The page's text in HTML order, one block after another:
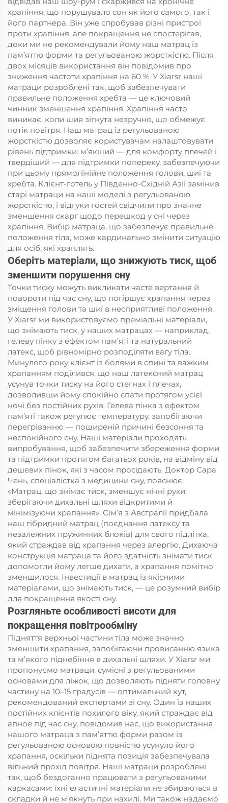
храпіння, що порушувало сон як його самого, так і
його партнера. Він уже спробував різні пристрої
проти храпіння, але покращення не спостерігав,
доки ми не рекомендували йому наш матрац із
пам’яттю форми та регульованою жорсткістю. Після
двох місяців використання він повідомив про
зниження частоти храпіння на 60 %. У Xiarsr наші
матраци розроблені так, щоб забезпечувати
правильне положення хребта — це ключовий
чинник зменшення храпіння. Храпіння часто
виникає, коли шия зігнута незручно, що обмежує
потік повітря. Наш матрац із регульованою
жорсткістю дозволяє користувачам налаштовувати
рівень підтримки: м’якший — для комфорту плечей і
твердіший — для підтримки попереку, забезпечуючи
при цьому прямолінійне положення голови, шиї та
хребта. Клієнт-готель у Південно-Східній Азії замінив
старі матраци на наші моделі з регульованою
жорсткістю, і відгуки гостей свідчили про значне
зменшення скарг щодо перешкод у сні через
храпіння. Вибір матраца, що забезпечує правильне
положення тіла, може кардинально змінити ситуацію
для осіб, які храплять.
Оберіть матеріали, що знижують тиск, щоб
зменшити порушення сну
Точки тиску можуть викликати часте вертання й
повороти під час сну, що погіршує храпання через
зміщення голови та шиї в несприятливі положення.
У Xiarsr ми використовуємо преміальні матеріали,
що знімають тиск, у наших матрацах — наприклад,
гелеву пінку з ефектом пам’яті та натуральний
латекс, щоб рівномірно розподіляти вагу тіла.
Минулого року клієнт із болями в спині та важким
храпанням поділився, що наш латексний матрац
усунув точки тиску на його стегнах і плечах,
дозволивши йому спокійно спати протягом усієї
ночі без постійних рухів. Гелева пінка з ефектом
пам’яті також регулює температуру, запобігаючи
перегріванню — поширеній причині безсоння та
неспокійного сну. Наші матеріали проходять
випробування, щоб забезпечити збереження форми
та підтримки протягом багатьох років, на відміну від
дешевих пінок, які з часом просідають. Доктор Сара
Чень, спеціалістка з медицини сну, пояснює:
«Матрац, що знімає тиск, зменшує нічні рухи,
зберігаючи дихальні шляхи відкритими й
мінімізуючи храпання». Сім’я з Австралії придбала
наш гібридний матрац (поєднання латексу та
незалежних пружинних блоків) для свого підлітка,
який страждав від храпання через алергію. Дихаюча
конструкція матраца та його здатність знімати тиск
допомогли йому легше дихати, а храпання помітно
зменшилося. Інвестиції в матрац із якісними
матеріалами, що знімають тиск, — це розумний вибір
для покращення якості сну.
Розгляньте особливості висоти для
покращення повітрообміну
Підняття верхньої частини тіла може значно
зменшити храпання, запобігаючи провисанню язика
та м’якого піднебіння в дихальні шляхи. У Xiarsr ми
пропонуємо матраци, сумісні з регульованими
основами для ліжок, що дозволяють підняти головну
частину на 10–15 градусів — оптимальний кут,
рекомендований експертами зі сну. Один із наших
постійних клієнтів похилого віку, який страждає від
апное під час сну, повідомив нас, що використання
нашого матраца з пам’яттю форми разом із
регульованою основою повністю усунуло його
храпання, оскільки піднята позиція забезпечувала
вільний прохід повітря. Наші матраци розроблені
так, щоб бездоганно працювати з регульованими
каркасами: їхні еластичні матеріали не збираються в
складки й не м’якнуть при нахилі. Ми також надаємо